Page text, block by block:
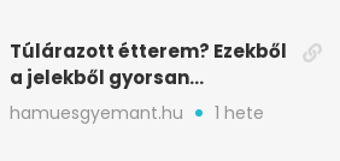
Túlárazott étterem? Ezekből
a jelekből gyorsan
észreveheted
hamuesgyemant.hu 1 hete